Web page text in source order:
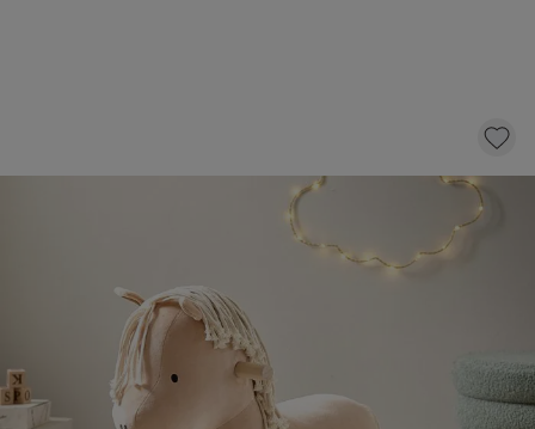
HOBBELPAARD «ARTHUR»
KLIK EN BESTEL
Op voorraad